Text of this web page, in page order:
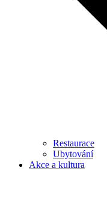
Restaurace
Ubytování
Akce a kultura